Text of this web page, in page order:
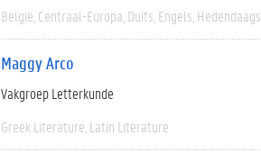
België Centraal-Europa Duits Engels Hedendaags
Maggy Arco
Vakgroep Letterkunde
Greek Literature Latin Literature